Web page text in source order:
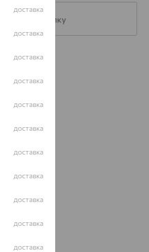
на рассылку
доставка
доставка
доставка
доставка
доставка
доставка
доставка
доставка
доставка
доставка
доставка